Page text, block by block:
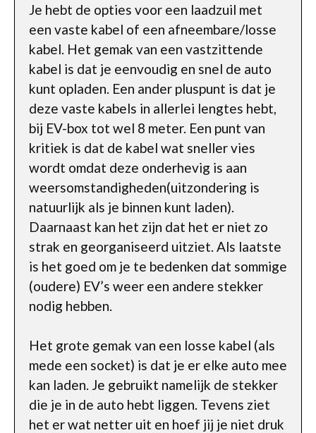
Je hebt de opties voor een laadzuil met
een vaste kabel of een afneembare/losse
kabel. Het gemak van een vastzittende
kabel is dat je eenvoudig en snel de auto
kunt opladen. Een ander pluspunt is dat je
deze vaste kabels in allerlei lengtes hebt,
bij EV-box tot wel 8 meter. Een punt van
kritiek is dat de kabel wat sneller vies
wordt omdat deze onderhevig is aan
weersomstandigheden(uitzondering is
natuurlijk als je binnen kunt laden).
Daarnaast kan het zijn dat het er niet zo
strak en georganiseerd uitziet. Als laatste
is het goed om je te bedenken dat sommige
(oudere) EV’s weer een andere stekker
nodig hebben.
Het grote gemak van een losse kabel (als
mede een socket) is dat je er elke auto mee
kan laden. Je gebruikt namelijk de stekker
die je in de auto hebt liggen. Tevens ziet
het er wat netter uit en hoef jij je niet druk